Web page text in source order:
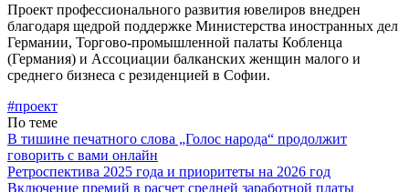
Проект профессионального развития ювелиров внедрен
благо­даря щедрой поддержке Министерства иностранных дел
Герма­нии, Торгово-промышленной па­латы Кобленца
(Германия) и Ас­социации балканских женщин ма­лого и
среднего бизнеса с резиден­цией в Софии.
#проект
По теме
В тишине печатного слова „Голос народа“ продолжит
говорить с вами онлайн
Ретроспектива 2025 года и приоритеты на 2026 год
Включение премий в расчет средней заработной платы